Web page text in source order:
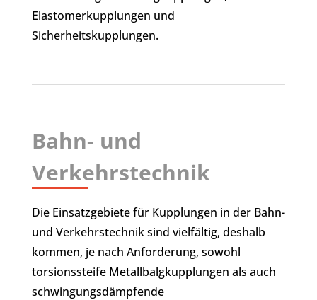
Elastomerkupplungen und
Sicherheitskupplungen.
Bahn- und
Verkehrstechnik
Die Einsatzgebiete für Kupplungen in der Bahn-
und Verkehrstechnik sind vielfältig, deshalb
kommen, je nach Anforderung, sowohl
torsionssteife Metallbalgkupplungen als auch
schwingungsdämpfende